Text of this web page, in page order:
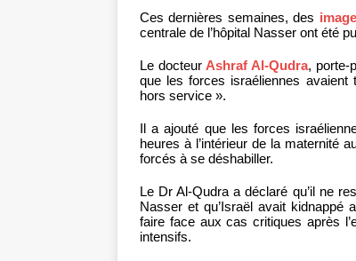
Ces dernières semaines, des
centrale de l’hôpital Nasser ont été
Le docteur Ashraf Al-Qudra, porte-
que les forces israéliennes avaient
hors service ».
Il a ajouté que les forces
heures à l’intérieur de la maternité
forcés à se déshabiller.
Le Dr Al-Qudra a déclaré qu’il ne
Nasser et qu’Israël avait kidnappé
faire face aux cas critiques après
intensifs.